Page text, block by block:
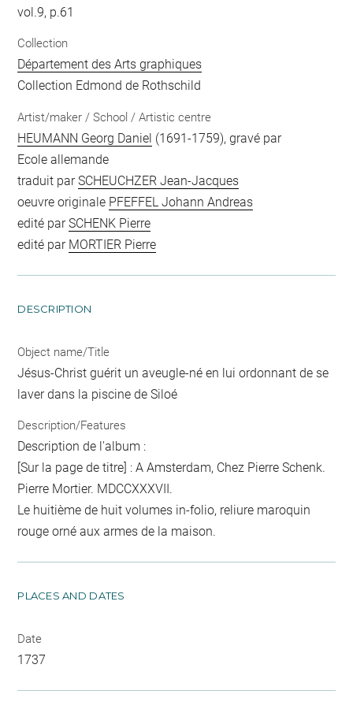
vol.9, p.61
Collection
Département des Arts graphiques
Collection Edmond de Rothschild
Artist/maker / School / Artistic centre
HEUMANN Georg Daniel (1691-1759), gravé par
Ecole allemande
traduit parSCHEUCHZER Jean-Jacques
oeuvre originale PFEFFEL Johann Andreas
edité parSCHENK Pierre
edité par MORTIER Pierre
DESCRIPTION
Object name/Title
Jésus-Christ guérit un aveugle-né en lui ordonnant de se
laver dans la piscine de Siloé
Description/Features
Description de l'album :
[Sur la page de titre] : A Amsterdam, Chez Pierre Schenk.
Pierre Mortier. MDCCXXXVII.
Le huitième de huit volumes in-folio, reliure maroquin
rouge orné aux armes de la maison.
PLACES AND DATES
Date
1737